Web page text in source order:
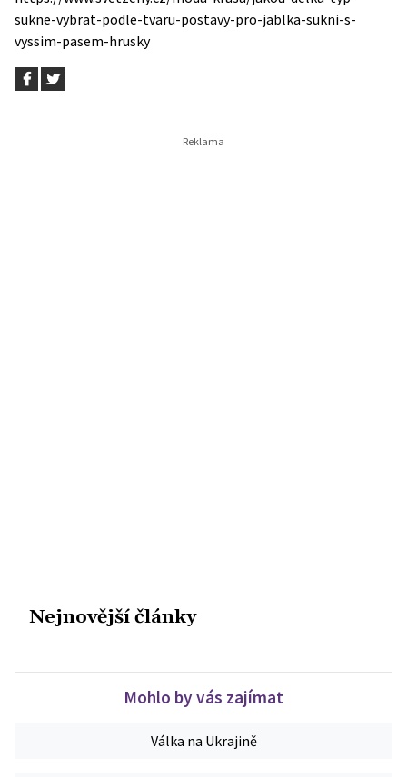
sukne-vybrat-podle-tvaru-postavy-pro-jablka-sukni-s-
vyssim-pasem-hrusky
Nejnovější články
Mohlo by vás zajímat
Válka na Ukrajině